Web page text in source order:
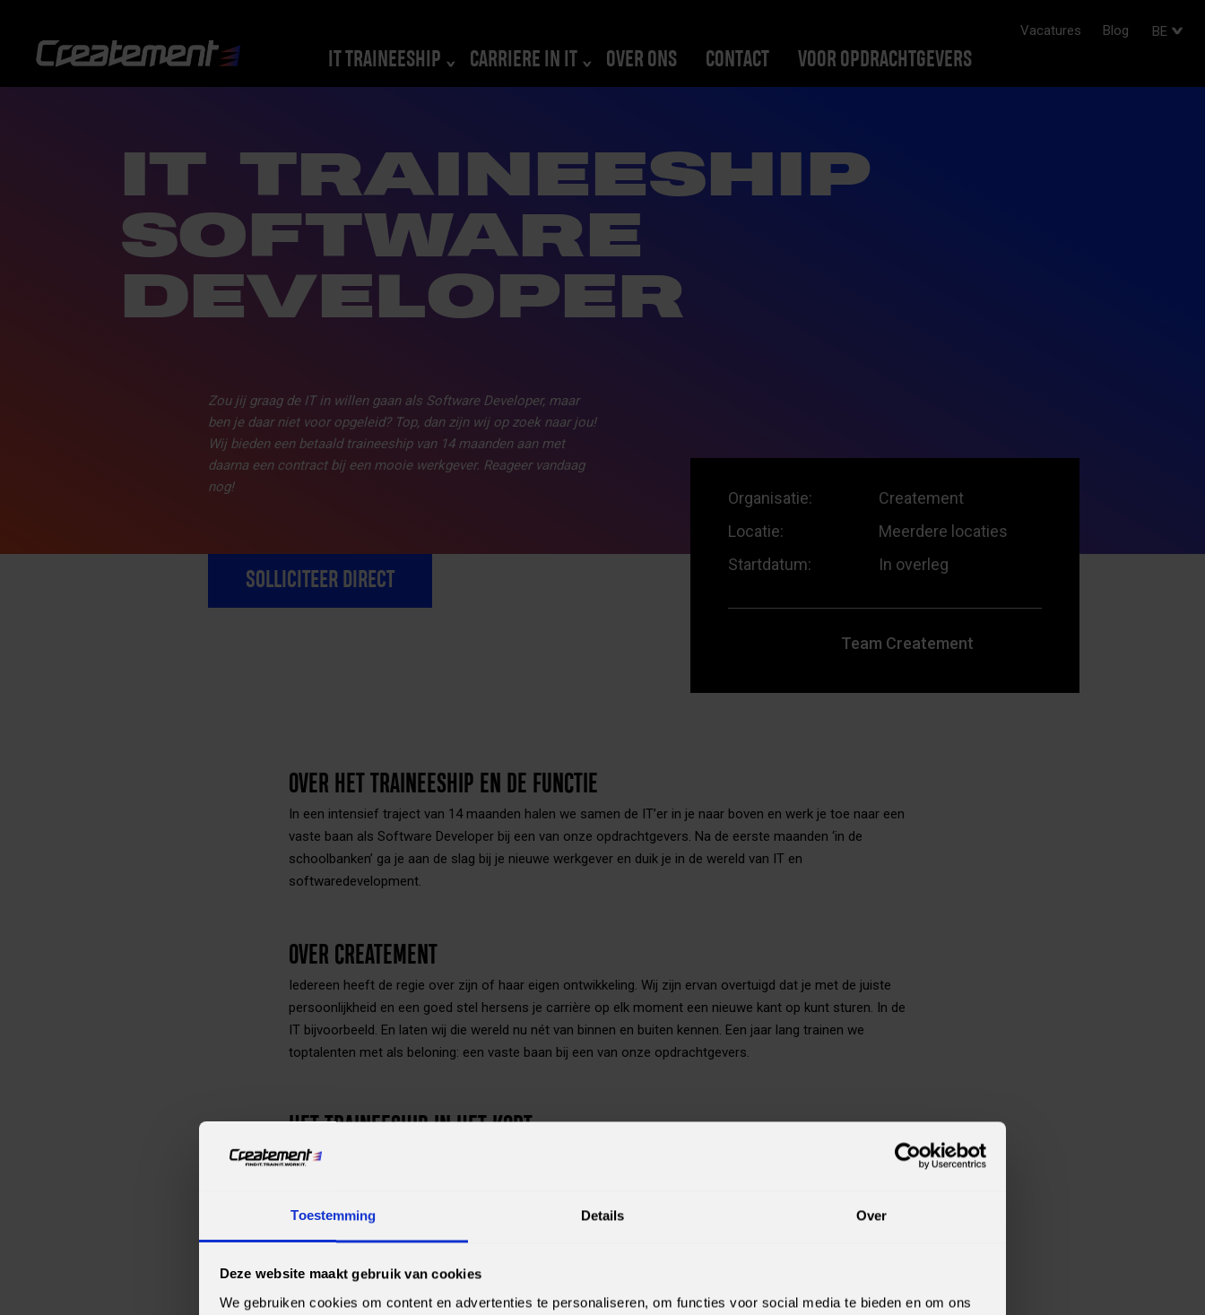
Toestemming Details Over
Deze website maakt gebruik van cookies
We gebruiken cookies om content en advertenties te personaliseren, om functies voor social media te bieden en om ons
BE
Vacatures Blog
IT TRAINEESHIP CARRIERE IN IT OVER ONS CONTACT VOOR OPDRACHTGEVERS
IT TRAINEESHIP
SOFTWARE
DEVELOPER
Zou jij graag de IT in willen gaan als Software Developer, maar
ben je daar niet voor opgeleid? Top, dan zijn wij op zoek naar jou!
Wij bieden een betaald traineeship van 14 maanden aan met
daarna een contract bij een mooie werkgever. Reageer vandaag
nog!
Organisatie:
Createment
Locatie:
Meerdere locaties
Startdatum:
In overleg
Team Createment
SOLLICITEER DIRECT
OVER HET TRAINEESHIP EN DE FUNCTIE
In een intensief traject van 14 maanden halen we samen de IT’er in je naar boven en werk je toe naar een
vaste baan als Software Developer bij een van onze opdrachtgevers. Na de eerste maanden ‘in de
schoolbanken’ ga je aan de slag bij je nieuwe werkgever en duik je in de wereld van IT en
softwaredevelopment.
OVER CREATEMENT
Iedereen heeft de regie over zijn of haar eigen ontwikkeling. Wij zijn ervan overtuigd dat je met de juiste
persoonlijkheid en een goed stel hersens je carrière op elk moment een nieuwe kant op kunt sturen. In de
IT bijvoorbeeld. En laten wij die wereld nu nét van binnen en buiten kennen. Een jaar lang trainen we
toptalenten met als beloning: een vaste baan bij een van onze opdrachtgevers.
HET TRAINEESHIP IN HET KORT
Een traject waarin jouw ontwikkeling centraal staat, je opleidingen volgt en certificaten behaalt.
Een traject waarin je betaald wordt vanaf de eerste dag.
Na het traineeship een vaste baan als Software Developer bij een van onze opdrachtgevers met een
salaris van minimaal €2.750 op basis van 40 uur per week.